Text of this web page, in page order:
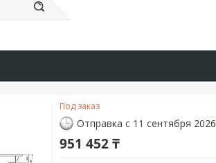
Под заказ
Отправка с 11 сентября 2026
951 452 ₸